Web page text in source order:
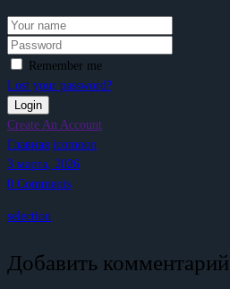
Remember me
Lost your password?
Create An Account
Главная icomoon
3 марта, 2026
0 Comments
selection
Добавить комментарий